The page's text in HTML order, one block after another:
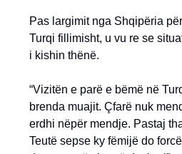
Pas largimit nga Shqipëria
Turqi fillimisht, u vu re se
i kishin thënë.
“Vizitën e parë e bëmë në
brenda muajit. Çfarë nuk
erdhi nëpër mendje. Pastaj
Teutë sepse ky fëmijë do